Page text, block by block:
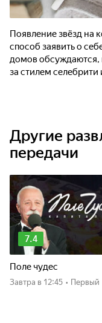
Появление звёзд на
способ заявить о
домов обсуждаются,
за стилем
Другие
передачи
7.4
Поле чудес
Завтра в 12:45 • Первый